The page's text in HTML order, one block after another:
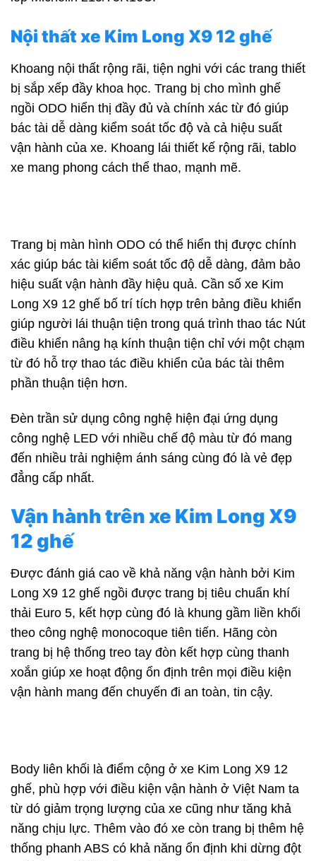
Nội thất xe Kim Long X9 12 ghế
Khoang nội thất rộng rãi, tiện nghi với các trang thiết
bị sắp xếp đầy khoa học. Trang bị cho mình ghế
ngồi ODO hiển thị đầy đủ và chính xác từ đó giúp
bác tài dễ dàng kiểm soát tốc độ và cả hiệu suất
vận hành của xe. Khoang lái thiết kế rộng rãi, tablo
xe mang phong cách thể thao, mạnh mẽ.
Trang bị màn hình ODO có thể hiển thị được chính
xác giúp bác tài kiểm soát tốc độ dễ dàng, đảm bảo
hiệu suất vận hành đầy hiệu quả. Cần số xe Kim
Long X9 12 ghế bố trí tích hợp trên bảng điều khiển
giúp người lái thuận tiện trong quá trình thao tác Nút
điều khiển nâng hạ kính thuận tiện chỉ với một chạm
từ đó hỗ trợ thao tác điều khiển của bác tài thêm
phần thuận tiện hơn.
Đèn trần sử dụng công nghệ hiện đại ứng dụng
công nghệ LED với nhiều chế độ màu từ đó mang
đến nhiều trải nghiệm ánh sáng cùng đó là vẻ đẹp
đẳng cấp nhất.
Vận hành trên xe Kim Long X9
12 ghế
Được đánh giá cao về khả năng vận hành bởi Kim
Long X9 12 ghế ngồi được trang bị tiêu chuẩn khí
thải Euro 5, kết hợp cùng đó là khung gầm liền khối
theo công nghệ monocoque tiên tiến. Hãng còn
trang bị hệ thống treo tay đòn kết hợp cùng thanh
xoắn giúp xe hoạt động ổn định trên mọi điều kiện
vận hành mang đến chuyến đi an toàn, tin cậy.
Body liên khối là điểm cộng ở xe Kim Long X9 12
ghế, phù hợp với điều kiện vận hành ở Việt Nam ta
từ dó giảm trọng lượng của xe cũng như tăng khả
năng chịu lực. Thêm vào đó xe còn trang bị thêm hệ
thống phanh ABS có khả năng ổn định khi dừng đột